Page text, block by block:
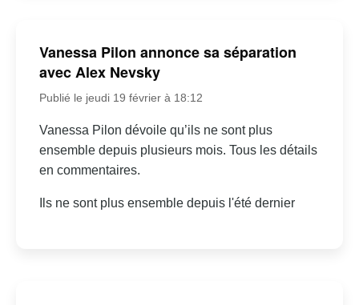
Vanessa Pilon annonce sa séparation
avec Alex Nevsky
Publié le jeudi 19 février à 18:12
Vanessa Pilon dévoile qu’ils ne sont plus
ensemble depuis plusieurs mois. Tous les détails
en commentaires.
Ils ne sont plus ensemble depuis l'été dernier